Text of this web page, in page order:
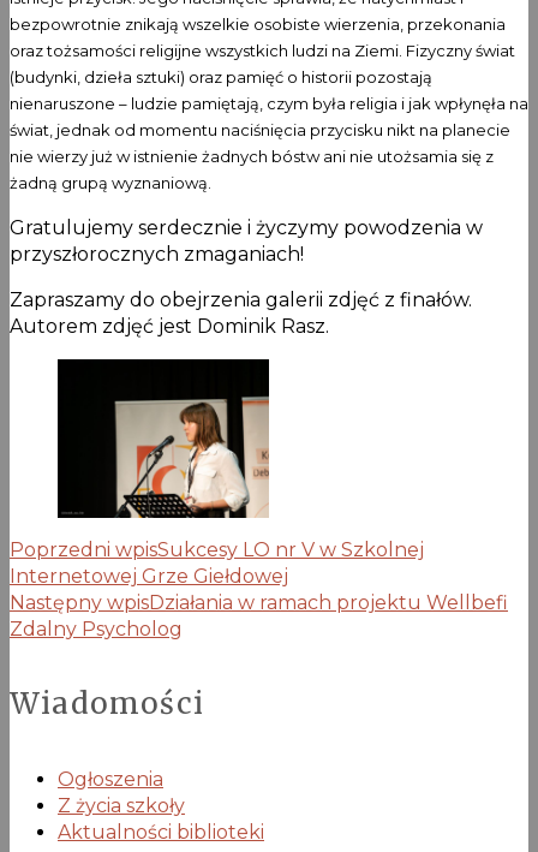
bezpowrotnie znikają wszelkie osobiste wierzenia, przekonania
oraz tożsamości religijne wszystkich ludzi na Ziemi. Fizyczny świat
(budynki, dzieła sztuki) oraz pamięć o historii pozostają
nienaruszone – ludzie pamiętają, czym była religia i jak wpłynęła na
świat, jednak od momentu naciśnięcia przycisku nikt na planecie
nie wierzy już w istnienie żadnych bóstw ani nie utożsamia się z
żadną grupą wyznaniową.
Gratulujemy serdecznie i życzymy powodzenia w
przyszłorocznych zmaganiach!
Zapraszamy do obejrzenia galerii zdjęć z finałów.
Autorem zdjęć jest Dominik Rasz.
Poprzedni wpisSukcesy LO nr V w Szkolnej
Internetowej Grze Giełdowej
Następny wpisDziałania w ramach projektu Wellbefi
Zdalny Psycholog
Wiadomości
Ogłoszenia
Z życia szkoły
Aktualności biblioteki